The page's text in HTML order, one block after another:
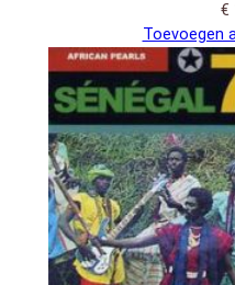
€
Toevoegen